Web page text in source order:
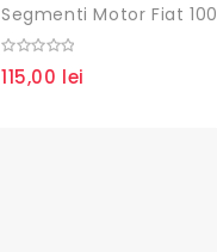
Segmenti Motor Fiat 100
out
115,00 lei